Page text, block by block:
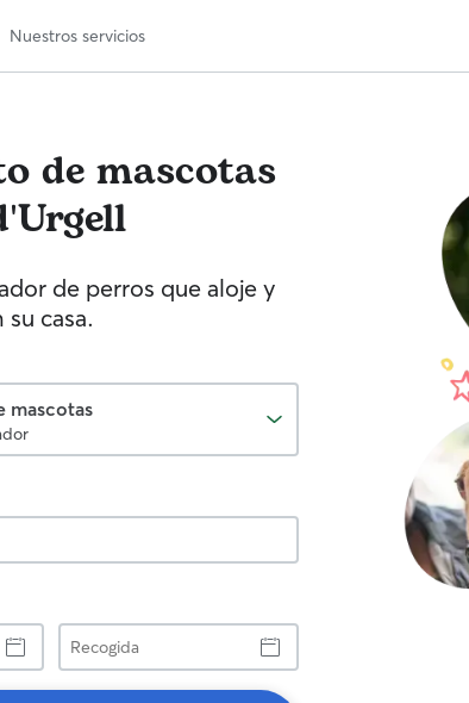
Nuestros servicios
de mascotas
de perros que aloje y
casa.
mascotas
Recogida